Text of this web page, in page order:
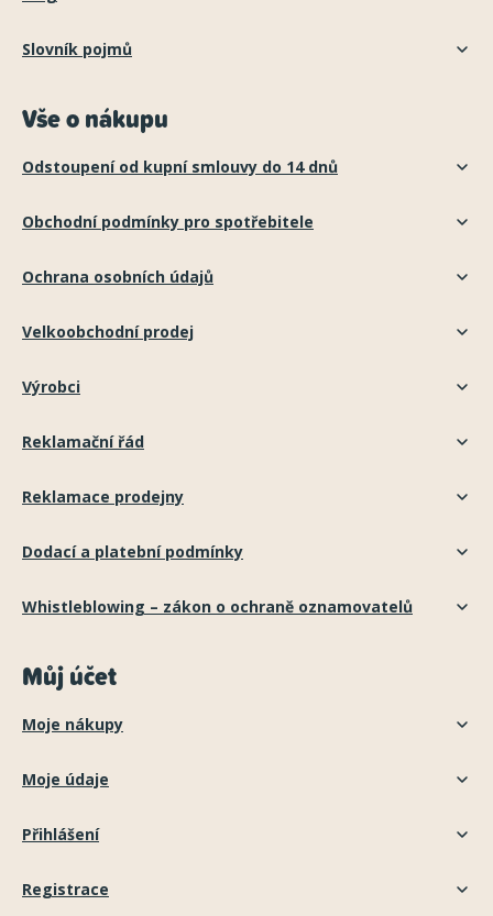
Slovník pojmů
Vše o nákupu
Odstoupení od kupní smlouvy do 14 dnů
Obchodní podmínky pro spotřebitele
Ochrana osobních údajů
Velkoobchodní prodej
Výrobci
Reklamační řád
Reklamace prodejny
Dodací a platební podmínky
Whistleblowing – zákon o ochraně oznamovatelů
Můj účet
Moje nákupy
Moje údaje
Přihlášení
Registrace